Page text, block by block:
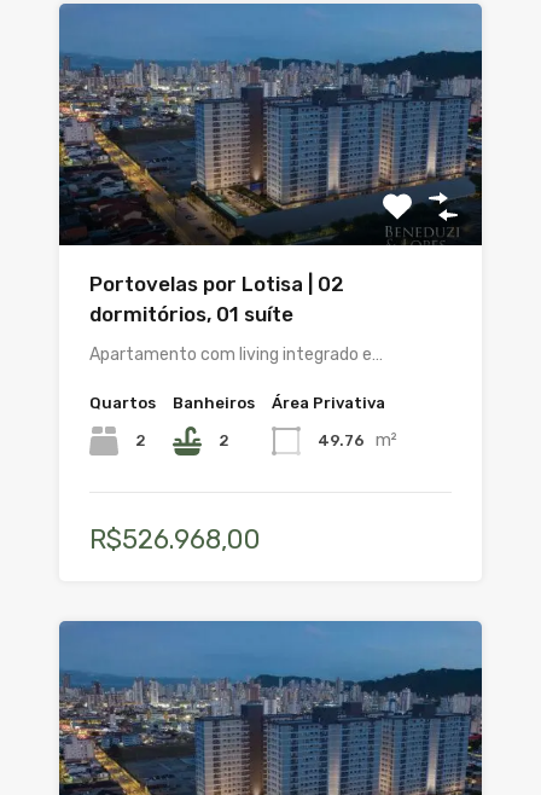
Portovelas por Lotisa | 02
dormitórios, 01 suíte
Apartamento com living integrado e…
Quartos
2
Banheiros
2
Área Privativa
49.76 m²
R$526.968,00